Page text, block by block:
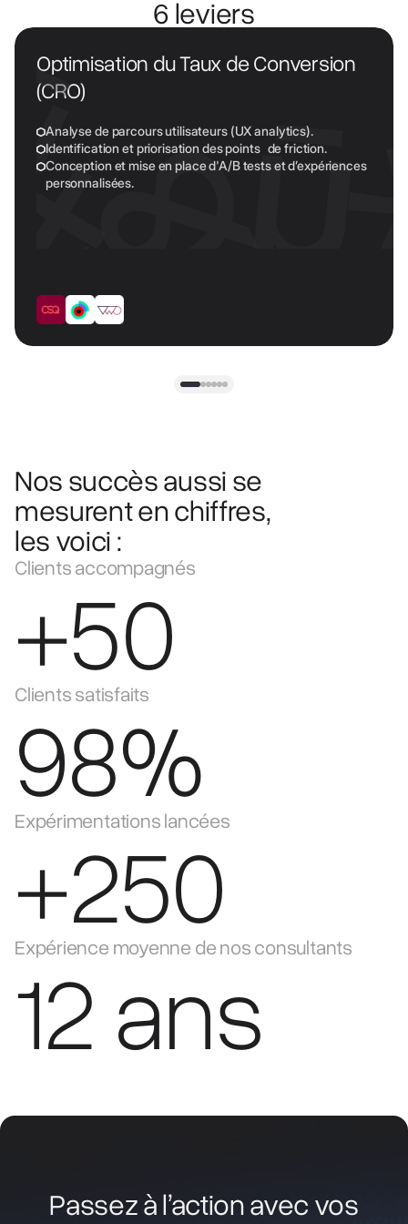
6 leviers
Optimisation du Taux de Conversion
(CRO)
Analyse de parcours utilisateurs (UX analytics).
Identification et priorisation des points de friction.
Conception et mise en place d'A/B tests et d’expériences
personnalisées.
Nos succès aussi se
mesurent en chiffres,
les voici :
Clients accompagnés
+50
Clients satisfaits
98%
Expérimentations lancées
+250
Expérience moyenne de nos consultants
12 ans
Passez à l’action avec vos